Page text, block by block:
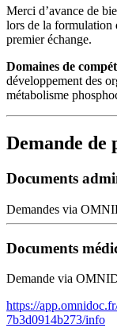
Merci d’avance de
lors de la formulation
premier échange.
Domaines de
développement des
métabolisme
Demande de
Documents
Demandes via
Documents
Demande via
https://
7b3d0914b273/info